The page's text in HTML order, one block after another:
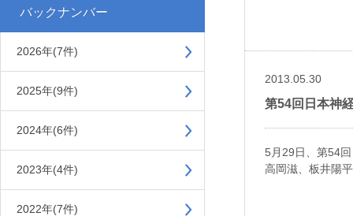
バックナンバー
2026年(7件)
2025年(9件)
2024年(6件)
2023年(4件)
2022年(7件)
2013.05.30
第54回日本神
5月29日、第54
高岡滋、板井陽